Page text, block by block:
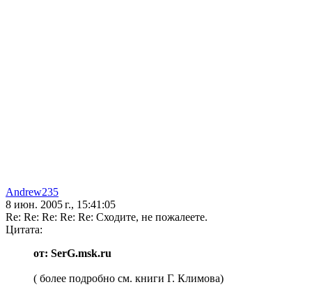
Andrew235
8 июн. 2005 г., 15:41:05
Re: Re: Re: Re: Re: Сходите, не пожалеете.
Цитата:
от: SerG.msk.ru
( более подробно см. книги Г. Климова)